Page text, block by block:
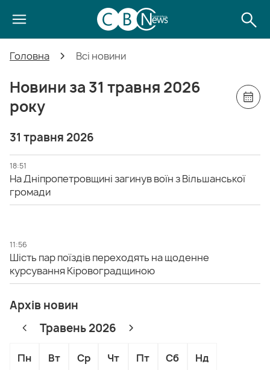
Головна Всі новини
Новини за 31 травня 2026
року
31 травня 2026
18:51
На Дніпропетровщині загинув воїн з Вільшанської
громади
11:56
Шість пар поїздів переходять на щоденне
курсування Кіровоградщиною
Архів новин
Травень 2026
Пн Вт Ср Чт Пт Сб Нд